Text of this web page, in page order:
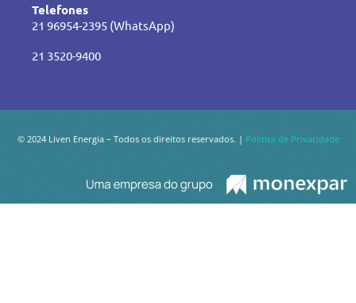
Telefones
21 96954-2395 (WhatsApp)
21 3520-9400
© 2024 Liven Energia – Todos os direitos reservados. | Política de Privacidade